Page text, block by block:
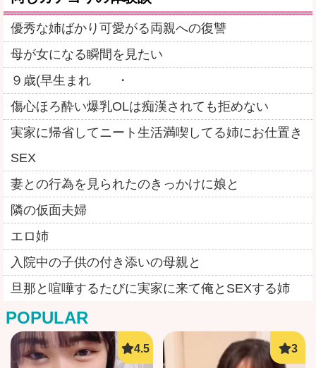
優秀な姉ばかり可愛がる両親への復讐
母が女になる瞬間を見たい
９歳(早生まれ ・
傷心ほろ酔い爆乳OLは痴漢されても拒めない
実家に帰省してニート生活満喫してる姉にお仕置き
SEX
妻との行為を見られたのきっかけに娘と
隣の仮面夫婦
エロ姉
入院中の子供の付き添いの母親と
旦那と喧嘩するたびに実家に来て俺とSEXする姉
POPULAR